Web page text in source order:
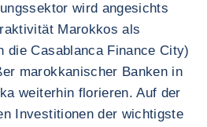
wird angesichts
Marokkos als
die Casablanca Finance City)
marokkanischer Banken in
weiterhin florieren. Auf der
Investitionen der wichtigste